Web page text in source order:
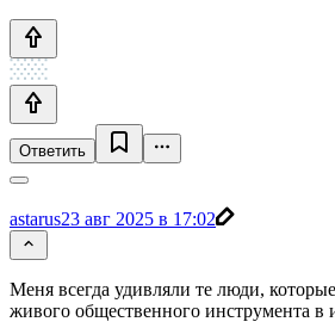
Ответить
astarus23 авг 2025 в 17:02
Меня всегда удивляли те люди,
живого общественного инструмента в